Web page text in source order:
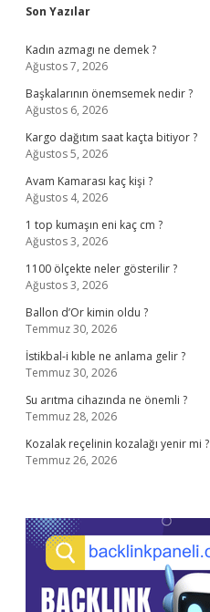
Sidebar
Son Yazılar
Kadın azmagı ne demek ?
Ağustos 7, 2026
Başkalarının önemsemek nedir ?
Ağustos 6, 2026
Kargo dağıtım saat kaçta bitiyor ?
Ağustos 5, 2026
Avam Kamarası kaç kişi ?
Ağustos 4, 2026
1 top kumaşın eni kaç cm ?
Ağustos 3, 2026
1100 ölçekte neler gösterilir ?
Ağustos 3, 2026
Ballon d’Or kimin oldu ?
Temmuz 30, 2026
İstikbal-i kıble ne anlama gelir ?
Temmuz 30, 2026
Su arıtma cihazında ne önemli ?
Temmuz 28, 2026
Kozalak reçelinin kozalağı yenir mi ?
Temmuz 26, 2026